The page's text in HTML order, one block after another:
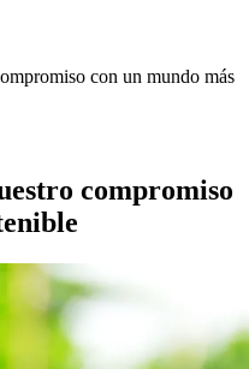
con un mundo más
compromiso